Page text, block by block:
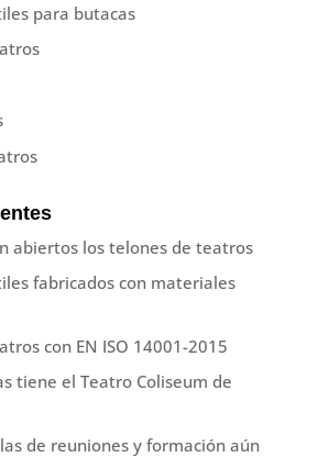
para butacas
abiertos los telones de teatros
fabricados con materiales
con EN ISO 14001-2015
tiene el Teatro Coliseum de
de reuniones y formación aún